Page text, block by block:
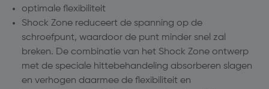
optimale flexibiliteit
Shock Zone reduceert de spanning op de
schroefpunt, waardoor de punt minder snel zal
breken. De combinatie van het Shock Zone ontwerp
met de speciale hittebehandeling absorberen slagen
en verhogen daarmee de flexibiliteit en